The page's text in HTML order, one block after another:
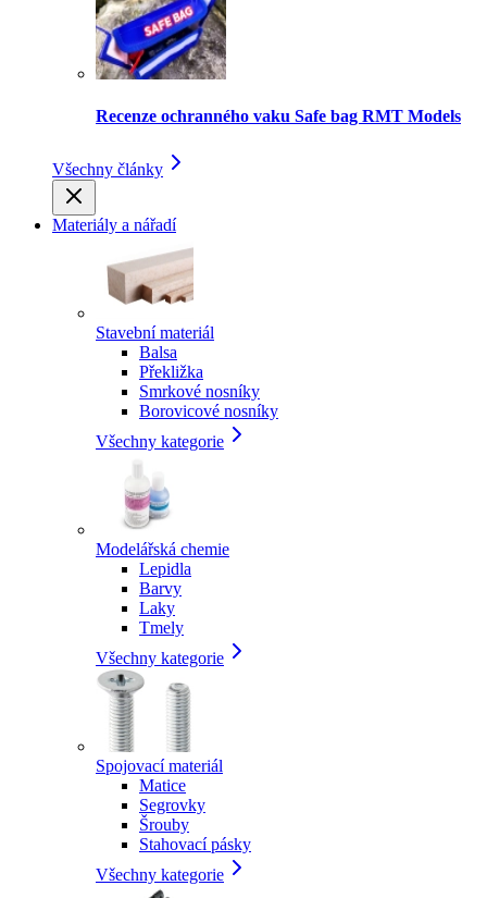
Recenze ochranného vaku Safe bag RMT Models
Všechny články
Materiály a nářadí
Stavební materiál
Balsa
Překližka
Smrkové nosníky
Borovicové nosníky
Všechny kategorie
Modelářská chemie
Lepidla
Barvy
Laky
Tmely
Všechny kategorie
Spojovací materiál
Matice
Segrovky
Šrouby
Stahovací pásky
Všechny kategorie